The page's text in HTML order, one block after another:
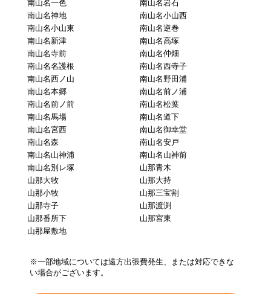
南山名一色
南山名岩石
南山名神地
南山名小山西
南山名小山東
南山名逆巻
南山名新津
南山名高塚
南山名寺前
南山名仲畑
南山名名護根
南山名西寺子
南山名西ノ山
南山名野田浦
南山名本郷
南山名前ノ浦
南山名前ノ前
南山名松葉
南山名馬場
南山名道下
南山名宮西
南山名御幸堂
南山名森
南山名安戸
南山名山神浦
南山名山神前
南山名別レ塚
山那青木
山那大牧
山那大持
山那小牧
山那三宝割
山那寺子
山那渡渕
山那番所下
山那宮東
山那屋敷地
※一部地域については遠方出張費発生、または対応できな
い場合がございます。